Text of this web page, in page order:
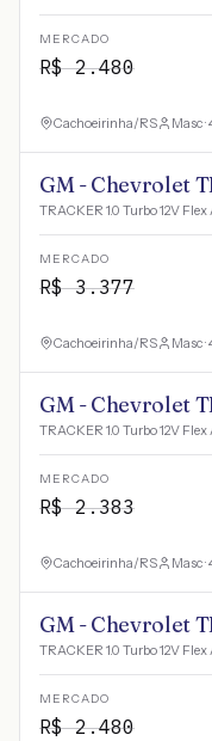
MERCADO
R$2.480
Cachoeirinha/RS Masc ·
GM - Chevrolet
TRACKER 1.0 Turbo 12V Flex
MERCADO
R$3.377
Cachoeirinha/RS Masc ·
GM - Chevrolet
TRACKER 1.0 Turbo 12V Flex
MERCADO
R$2.383
Cachoeirinha/RS Masc ·
GM - Chevrolet
TRACKER 1.0 Turbo 12V Flex
MERCADO
R$2.480